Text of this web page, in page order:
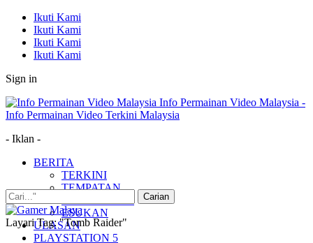
Ikuti Kami
Ikuti Kami
Ikuti Kami
Ikuti Kami
Sign in
Info Permainan Video Malaysia -
Info Permainan Video Terkini Malaysia
- Iklan -
BERITA
TERKINI
TEMPATAN
ESUKAN
ULASAN
PLAYSTATION 5
Layari Tag: "Tomb Raider"